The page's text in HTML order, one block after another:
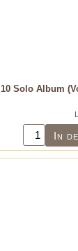
10 Solo Album
In